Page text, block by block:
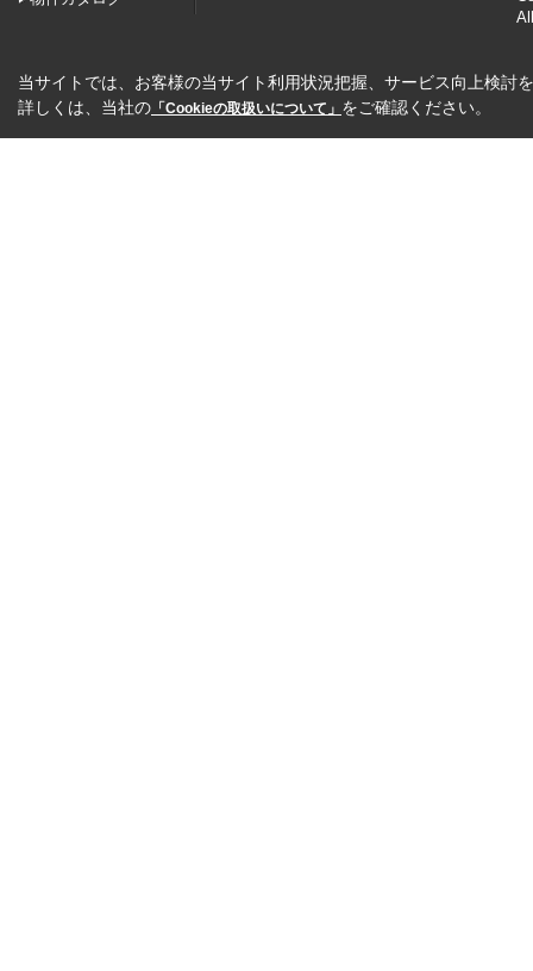
当サイトでは、お客様の当サイト利用状況把握、サービス向上検討
詳しくは、当社の 「Cookieの取扱いについて」 をご確認ください。